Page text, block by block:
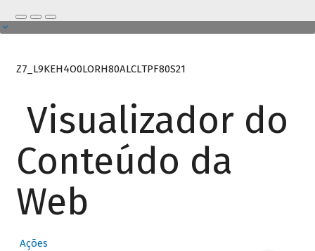
Z7_L9KEH4O0LORH80ALCLTPF80S21
Visualizador do
Conteúdo da
Web
Ações